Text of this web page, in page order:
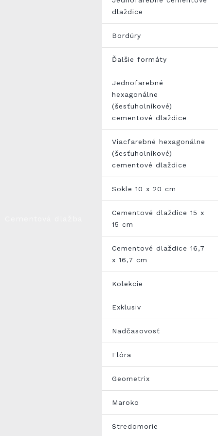
dlaždice
Bordúry
Ďalšie formáty
Jednofarebné
hexagonálne
(šesťuholníkové)
cementové dlaždice
Viacfarebné hexagonálne
(šesťuholníkové)
cementové dlaždice
Sokle 10 x 20 cm
Cementové dlaždice 15 x
15 cm
Cementové dlaždice 16,7
x 16,7 cm
Kolekcie
Exklusiv
Nadčasovosť
Flóra
Geometrix
Maroko
Stredomorie